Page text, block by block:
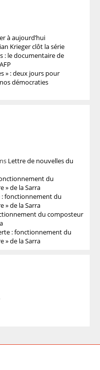
à aujourd’hui
Krieger clôt la série
: le documentaire de
» : deux jours pour
démocraties
Lettre de nouvelles du
du
» de la Sarra
: fonctionnement du
» de la Sarra
du composteur
: fonctionnement du
» de la Sarra